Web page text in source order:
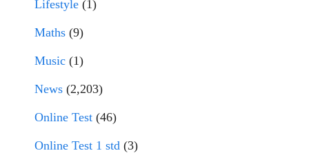
Lifestyle (1)
Maths (9)
Music (1)
News (2,203)
Online Test (46)
Online Test 1 std (3)